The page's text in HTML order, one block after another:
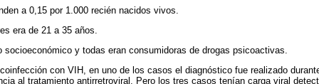
a 0,15 por 1.000 recién nacidos vivos.
era de 21 a 35 años.
socioeconómico y todas eran consumidoras de drogas psicoactivas.
con VIH, en uno de los casos el diagnóstico fue realizado
al tratamiento antirretroviral. Pero los tres casos tenían carga viral